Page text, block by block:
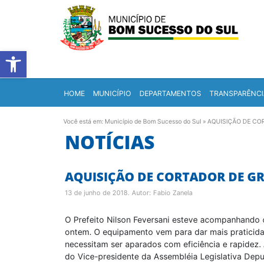
Barra de Ferramentas Aberta
HOME MUNICÍPIO DEPARTAMENTOS
Você está em: Município de Bom Sucesso do Sul » AQUISIÇÃO DE
NOTÍCIAS
AQUISIÇÃO DE CORTADOR DE
13 de junho de 2018. Autor: Fabio Zanela
O Prefeito Nilson Feversani esteve
ontem. O equipamento vem para dar mais
necessitam ser aparados com eficiência e
do Vice-presidente da Assembléia Legislativa